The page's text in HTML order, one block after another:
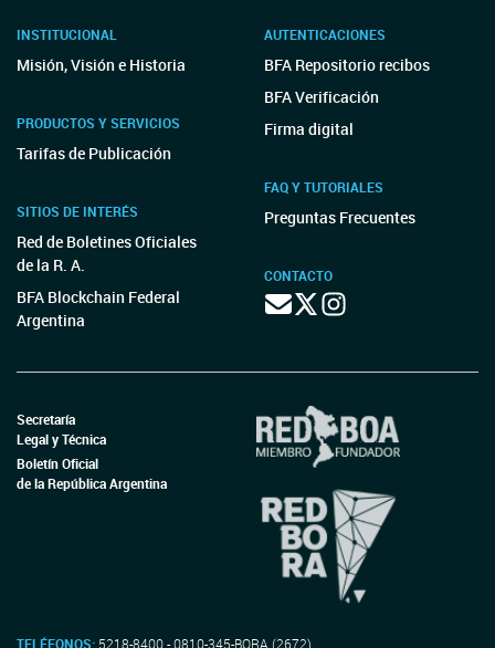
INSTITUCIONAL
Misión, Visión e Historia
PRODUCTOS Y SERVICIOS
Tarifas de Publicación
SITIOS DE INTERÉS
Red de Boletines Oficiales
de la R. A.
BFA Blockchain Federal
Argentina
AUTENTICACIONES
BFA Repositorio recibos
BFA Verificación
Firma digital
FAQ Y TUTORIALES
Preguntas Frecuentes
CONTACTO
Secretaría
Legal y Técnica
Boletín Oficial
de la República Argentina
TELÉFONOS: 5218-8400 - 0810-345-BORA (2672)